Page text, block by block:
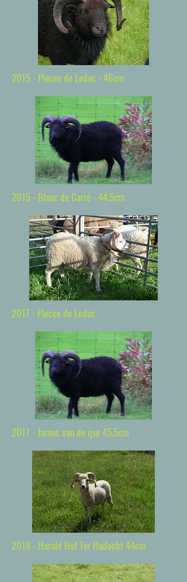
2015 - Plecee de Leduc - 46cm
2015 - Blanc de Carré - 44.5cm
2017 - Plecee de Leduc
2017 - Jarnac van de ijse 45.5cm
2018 - Harald Hof Ter Hadocht 44cm